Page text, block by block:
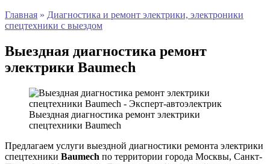
Главная » Диагностика и ремонт электрики, электроники
спецтехники с выездом
Выездная диагностика ремонт
электрики Baumech
Выездная диагностика ремонт электрики
спецтехники Baumech
Предлагаем услуги выездной диагностики ремонта электрики
спецтехники Baumech по территории города Москвы, Санкт-